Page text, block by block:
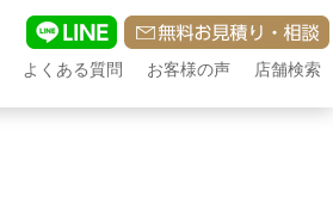
よくある質問 お客様の声 店舗検索